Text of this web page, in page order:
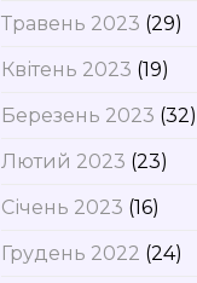
Травень 2023 (29)
Квітень 2023 (19)
Березень 2023 (32)
Лютий 2023 (23)
Січень 2023 (16)
Грудень 2022 (24)